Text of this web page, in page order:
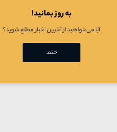
به روز بمانید!
آیا می‌خواهید از آخرین اخبار مطلع شوید؟
حتما